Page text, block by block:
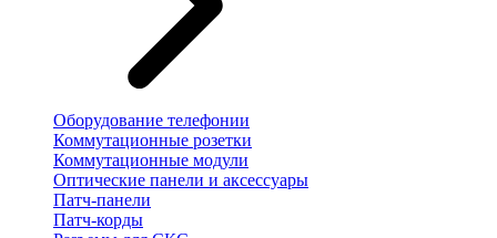
Оборудование телефонии
Коммутационные розетки
Коммутационные модули
Оптические панели и аксессуары
Патч-панели
Патч-корды